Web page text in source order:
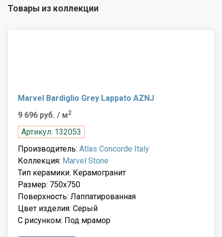
Товары из коллекции
Marvel Bardiglio Grey Lappato AZNJ
9 696 руб. / м2
Артикул: 132053
Производитель: Atlas Concorde Italy
Коллекция: Marvel Stone
Тип керамики: Керамогранит
Размер: 750x750
Поверхность: Лаппатированная
Цвет изделия: Серый
С рисунком: Под мрамор